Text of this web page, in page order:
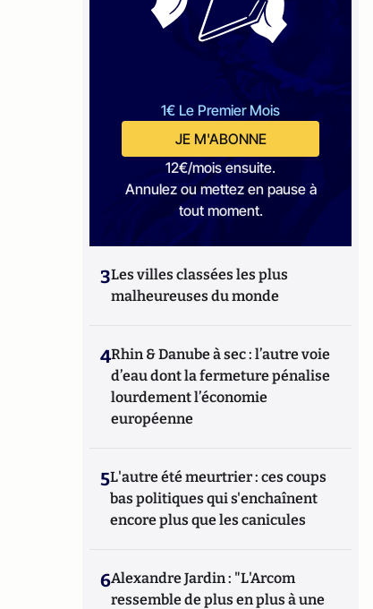
1€ Le Premier Mois
JE M'ABONNE
12€/mois ensuite.
Annulez ou mettez en pause à
tout moment.
3Les villes classées les plus
malheureuses du monde
4Rhin & Danube à sec : l’autre voie
d’eau dont la fermeture pénalise
lourdement l’économie
européenne
5L'autre été meurtrier : ces coups
bas politiques qui s'enchaînent
encore plus que les canicules
6Alexandre Jardin : "L'Arcom
ressemble de plus en plus à une